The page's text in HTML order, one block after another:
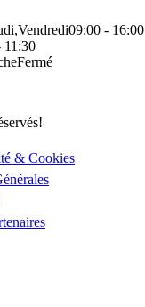
09:00 - 16:00
11:30
Fermé
& Cookies